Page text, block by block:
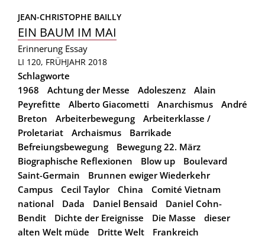
JEAN-CHRISTOPHE BAILLY
EIN BAUM IM MAI
Erinnerung Essay
LI 120, FRÜHJAHR 2018
Schlagworte
1968
Achtung der Messe Adoleszenz
Alain
Peyrefitte
Alberto Giacometti Anarchismus
André
Breton
Arbeiterbewegung
Arbeiterklasse /
Proletariat
Archaismus
Barrikade
Befreiungsbewegung
Bewegung 22. März
Biographische Reflexionen
Blow up
Boulevard
Saint-Germain
Brunnen ewiger Wiederkehr
Campus
Cecil Taylor China
Comité Vietnam
national
Dada Daniel Bensaid
Daniel Cohn-
Bendit
Dichte der Ereignisse Die Masse
dieser
alten Welt müde
Dritte Welt
Frankreich